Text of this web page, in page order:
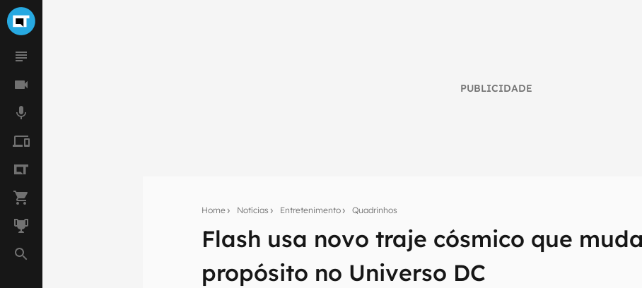
PUBLICIDADE
Home Notícias Entretenimento Quadrinhos
Flash usa novo traje cósmico que
propósito no Universo DC
Seu resumo inteligente do mundo tech!
Assine a newsletter do Canaltech e receba notícias e reviews sobre tecnologia em